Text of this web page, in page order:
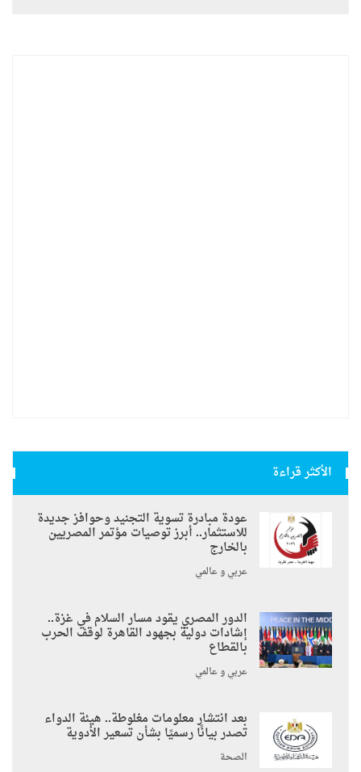
الأكثر قراءة
عودة مبادرة تسوية التجنيد وحوافز جديدة
للاستثمار.. أبرز توصيات مؤتمر المصريين
بالخارج
عربي و عالمي
الدور المصري يقود مسار السلام في غزة..
إشادات دولية بجهود القاهرة لوقف الحرب
بالقطاع
عربي و عالمي
بعد انتشار معلومات مغلوطة.. هيئة الدواء
تصدر بيانًا رسميًا بشأن تسعير الأدوية
الصحة